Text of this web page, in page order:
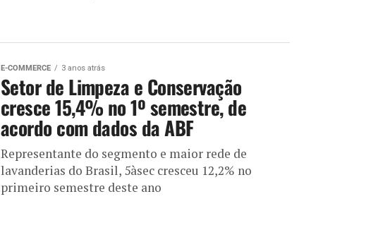
E-COMMERCE 3 anos atrás
Setor de Limpeza e Conservação
cresce 15,4% no 1º semestre, de
acordo com dados da ABF
Representante do segmento e maior rede de
lavanderias do Brasil, 5àsec cresceu 12,2% no
primeiro semestre deste ano